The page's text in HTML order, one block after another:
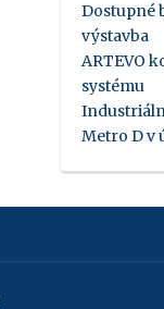
Dostupné
výstavba
ARTEVO
systému
Metro D v